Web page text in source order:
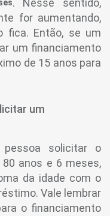
. Nesse sentido,
for aumentando,
fica. Então, se um
um financiamento
de 15 anos para
um
solicitar o
anos e 6 meses,
da idade com o
Vale lembrar
o financiamento